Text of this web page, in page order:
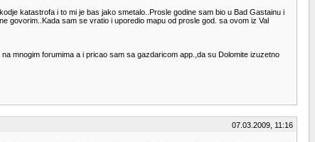
katastrofa i to mi je bas jako smetalo..Prosle godine sam bio u Bad Gastainu i
govorim..Kada sam se vratio i uporedio mapu od prosle god. sa ovom iz Val
mnogim forumima a i pricao sam sa gazdaricom app.,da su Dolomite izuzetno
07.03.2009, 11:16